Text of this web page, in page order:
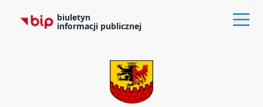
biuletyn
informacji publicznej